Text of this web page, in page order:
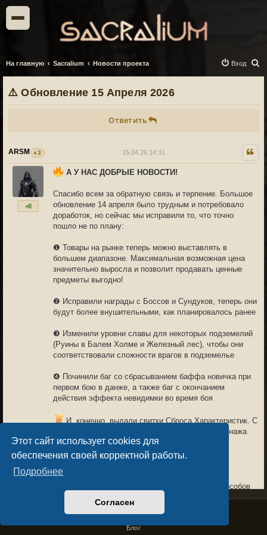
Этот сайт использует cookies для
обеспечения своей корректной работы.
Подробнее
Согласен
На главную Sacralium Новости проекта
о
Вход
⚠️ Обновление 15 Апреля 2026
Ответить
ARSM 3 15.04.26 14:31
+8
А У НАС ДОБРЫЕ НОВОСТИ!
Спасибо всем за обратную связь и терпение. Большое
обновление 14 апреля было трудным и потребовало
доработок, но сейчас мы исправили то, что точно
пошло не по плану:
❶ Товары на рынке теперь можно выставлять в
большем диапазоне. Максимальная возможная цена
значительно выросла и позволит продавать ценные
предметы выгодно!
❷ Исправили награды с Боссов и Сундуков, теперь они
будут более внушительными, как планировалось ранее
❸ Изменили уровни славы для некоторых подземелий
(Руины в Балем Холме и Железный лес), чтобы они
соответствовали сложности врагов в подземелье
❹ Починили баг со сбрасыванием баффа новичка при
первом бою в данже, а также баг с окончанием
действия эффекта невидимки во время боя
И, конечно, выдали свитки Сброса Характеристик. С
их помощью можно один раз пересобрать персонажа
для вашего стиля игры.
❶ Знаем, как нужны руны и готовим больше способов
их добывать. Чуть задержались с этим обновлением,
но уже скоро оно компенсирует удаление рун из
за скальпы в дополнение к эфиру и благословениям. И
Privacy PolicyLicense Agreement
Copyright © Sacralium Games 2023-
Блог